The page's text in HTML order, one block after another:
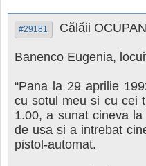
#29181 Călăii
Banenco Eugenia,
“Pana la 29 aprilie
cu sotul meu si cu cei
1.00, a sunat cineva
de usa si a intrebat
pistol-automat.